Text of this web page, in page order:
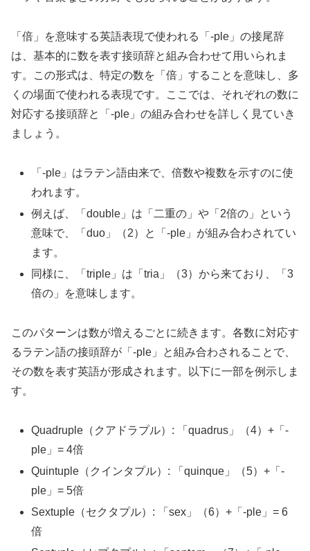
「倍」を意味する英語表現で使われる「-ple」の接尾辞
は、基本的に数を表す接頭辞と組み合わせて用いられま
す。この形式は、特定の数を「倍」することを意味し、多
くの場面で使われる表現です。ここでは、それぞれの数に
対応する接頭辞と「-ple」の組み合わせを詳しく見ていき
ましょう。
「-ple」はラテン語由来で、倍数や複数を示すのに使
われます。
例えば、「double」は「二重の」や「2倍の」という
意味で、「duo」（2）と「-ple」が組み合わされてい
ます。
同様に、「triple」は「tria」（3）から来ており、「3
倍の」を意味します。
このパターンは数が増えるごとに続きます。各数に対応す
るラテン語の接頭辞が「-ple」と組み合わされることで、
その数を表す英語が形成されます。以下に一部を例示しま
す。
Quadruple（クアドラプル）: 「quadrus」（4）+「-
ple」= 4倍
Quintuple（クインタプル）: 「quinque」（5）+「-
ple」= 5倍
Sextuple（セクタプル）: 「sex」（6）+「-ple」= 6
倍